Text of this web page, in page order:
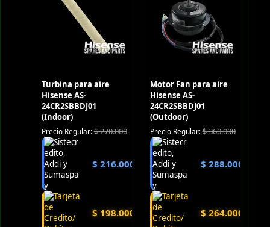
Turbina para aire
Hisense AS-
24CR2SBBDJ01
(Indoor)
Precio Regular:$270.000
$ 216.000
$ 198.000
Motor Fan para aire
Hisense AS-
24CR2SBBDJ01
(Outdoor)
Precio Regular:$360.000
$ 288.000
$ 264.000